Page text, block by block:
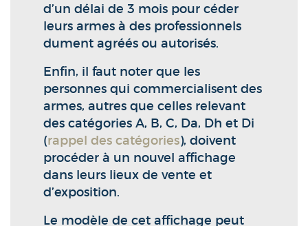
d’un délai de 3 mois pour céder
leurs armes à des professionnels
dument agréés ou autorisés.
Enfin, il faut noter que les
personnes qui commercialisent des
armes, autres que celles relevant
des catégories A, B, C, Da, Dh et Di
(rappel des catégories), doivent
procéder à un nouvel affichage
dans leurs lieux de vente et
d’exposition.
Le modèle de cet affichage peut